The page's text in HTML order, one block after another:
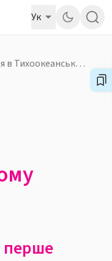
Ук
Книга дванадцята · Провидіння в Тихоокеанському басейні
перше